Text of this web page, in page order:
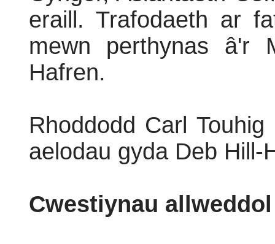
eraill. Trafodaeth ar
mewn perthynas â'r
Hafren.
Rhoddodd Carl
aelodau gyda Deb Hill-
Cwestiynau